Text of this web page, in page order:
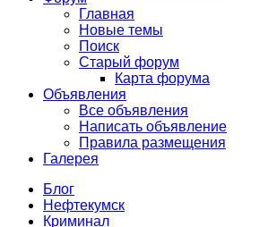
Главная
Новые темы
Поиск
Старый форум
Карта форума
Объявления
Все объявления
Написать объявление
Правила размещения
Галерея
Блог
Нефтекумск
Криминал